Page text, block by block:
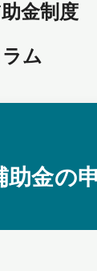
金制度
ム
助金の